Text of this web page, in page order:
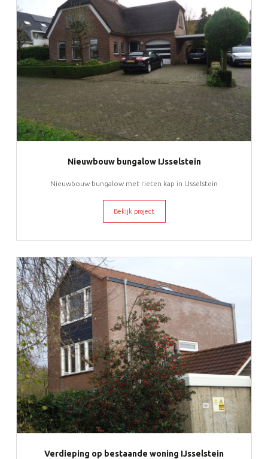
Nieuwbouw bungalow IJsselstein
Nieuwbouw bungalow met rieten kap in IJsselstein
Bekijk project
Verdieping op bestaande woning IJsselstein